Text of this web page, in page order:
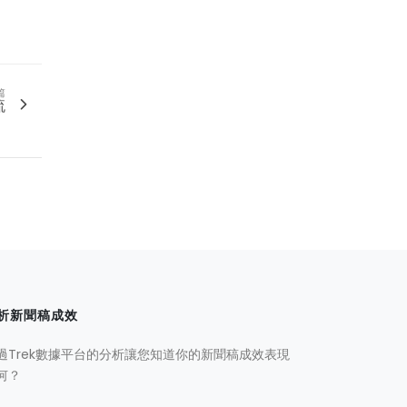
新聞稿成效
Trek數據平台的分析讓您知道你的新聞稿成效表現
？